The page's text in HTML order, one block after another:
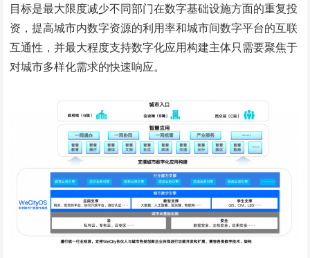
目标是最大限度减少不同部门在数字基础设施方面的重复投
资，提高城市内数字资源的利用率和城市间数字平台的互联
互通性，并最大程度支持数字化应用构建主体只需要聚焦于
对城市多样化需求的快速响应。